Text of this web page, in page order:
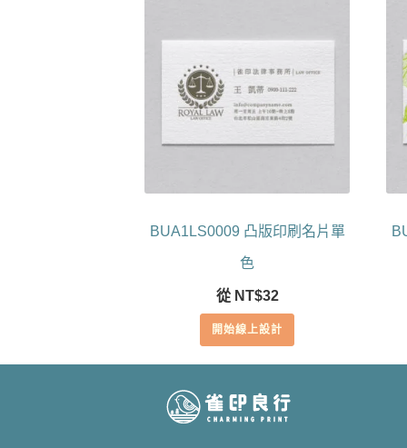
BUA1LS0009 凸版印刷名片單
色
從 NT$32
開始線上設計